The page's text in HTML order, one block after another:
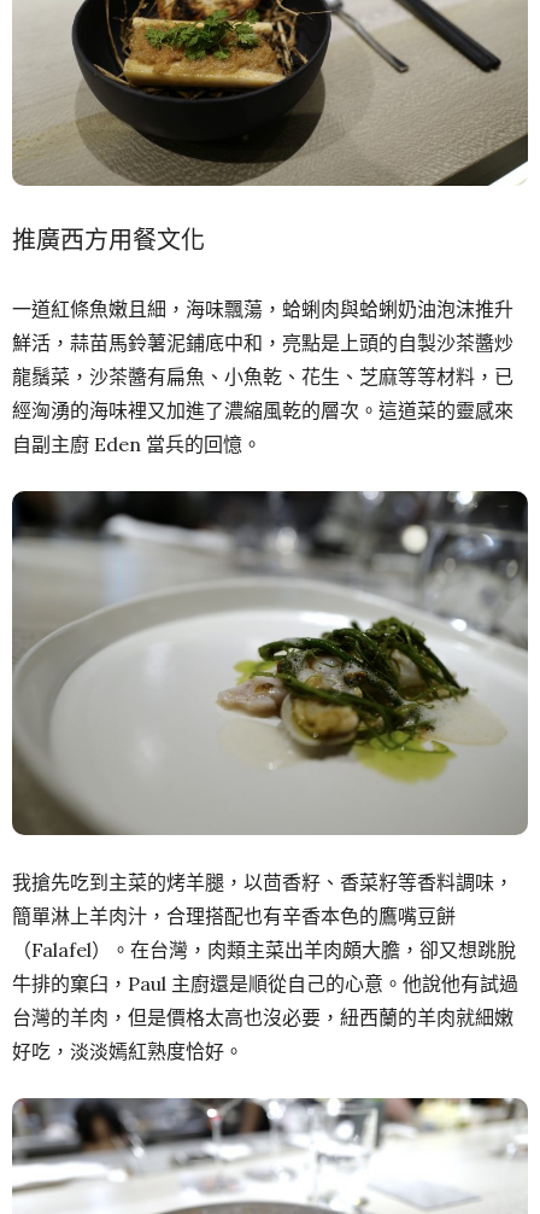
推廣西方用餐文化
一道紅條魚嫩且細，海味飄蕩，蛤蜊肉與蛤蜊奶油泡沫推升
鮮活，蒜苗馬鈴薯泥鋪底中和，亮點是上頭的自製沙茶醬炒
龍鬚菜，沙茶醬有扁魚、小魚乾、花生、芝麻等等材料，已
經洶湧的海味裡又加進了濃縮風乾的層次。這道菜的靈感來
自副主廚 Eden 當兵的回憶。
我搶先吃到主菜的烤羊腿，以茴香籽、香菜籽等香料調味，
簡單淋上羊肉汁，合理搭配也有辛香本色的鷹嘴豆餅
（Falafel）。在台灣，肉類主菜出羊肉頗大膽，卻又想跳脫
牛排的窠臼，Paul 主廚還是順從自己的心意。他說他有試過
台灣的羊肉，但是價格太高也沒必要，紐西蘭的羊肉就細嫩
好吃，淡淡嫣紅熟度恰好。